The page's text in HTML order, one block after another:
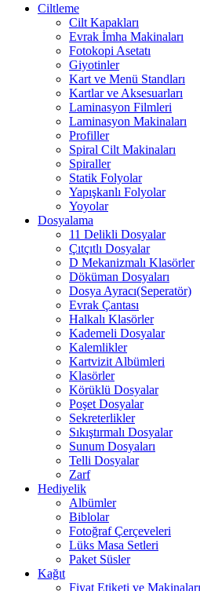
Ciltleme
Cilt Kapakları
Evrak İmha Makinaları
Fotokopi Asetatı
Giyotinler
Kart ve Menü Standları
Kartlar ve Aksesuarları
Laminasyon Filmleri
Laminasyon Makinaları
Profiller
Spiral Cilt Makinaları
Spiraller
Statik Folyolar
Yapışkanlı Folyolar
Yoyolar
Dosyalama
11 Delikli Dosyalar
Çıtçıtlı Dosyalar
D Mekanizmalı Klasörler
Döküman Dosyaları
Dosya Ayracı(Seperatör)
Evrak Çantası
Halkalı Klasörler
Kademeli Dosyalar
Kalemlikler
Kartvizit Albümleri
Klasörler
Körüklü Dosyalar
Poşet Dosyalar
Sekreterlikler
Sıkıştırmalı Dosyalar
Sunum Dosyaları
Telli Dosyalar
Zarf
Hediyelik
Albümler
Biblolar
Fotoğraf Çerçeveleri
Lüks Masa Setleri
Paket Süsler
Kağıt
Fiyat Etiketi ve Makinaları